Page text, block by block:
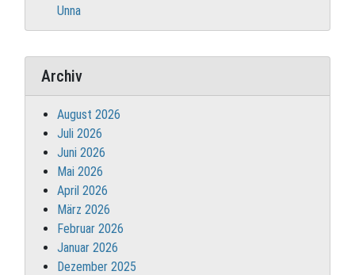
Unna
Archiv
August 2026
Juli 2026
Juni 2026
Mai 2026
April 2026
März 2026
Februar 2026
Januar 2026
Dezember 2025